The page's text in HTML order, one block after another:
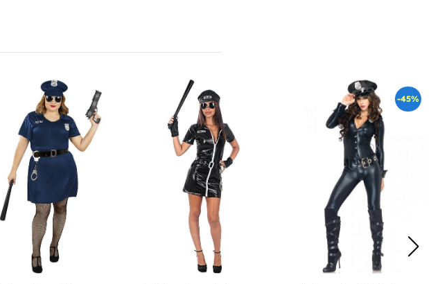
-45%